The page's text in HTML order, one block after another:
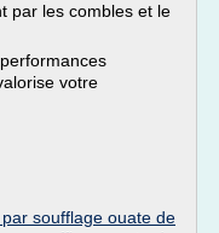
par les combles et le
votre
soufflage ouate de